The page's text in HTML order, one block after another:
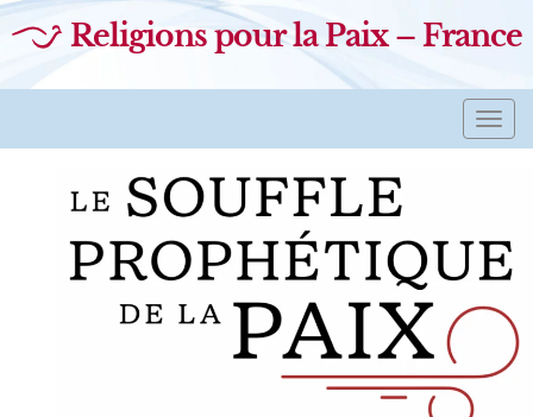
Religions pour la Paix – France